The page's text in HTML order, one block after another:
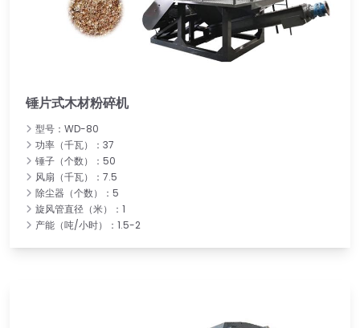
锤片式木材粉碎机
型号：WD-80
功率（千瓦）：37
锤子（个数）：50
风扇（千瓦）：7.5
除尘器（个数）：5
旋风管直径（米）：1
产能（吨/小时）：1.5-2